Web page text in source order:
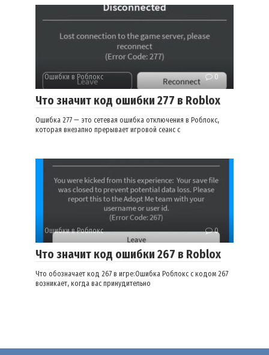
Ошибки в Роблокс 0
Что значит код ошибки 277 в Roblox
Ошибка 277 — это сетевая ошибка отключения в Роблокс,
которая внезапно прерывает игровой сеанс с
Ошибки в Роблокс 0
Что значит код ошибки 267 в Roblox
Что обозначает код 267 в игре:Ошибка Роблокс с кодом 267
возникает, когда вас принудительно